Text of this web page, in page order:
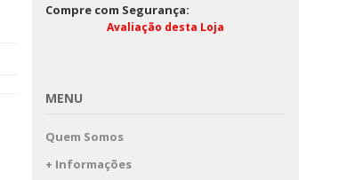
Compre com Segurança:
Avaliação desta Loja
MENU
Quem Somos
+ Informações